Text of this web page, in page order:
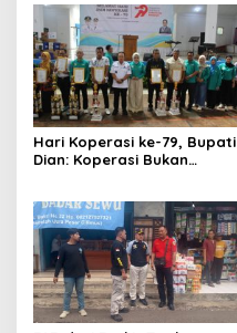
Hari Koperasi ke-79, Bupati
Dian: Koperasi Bukan
Kesejahteraan